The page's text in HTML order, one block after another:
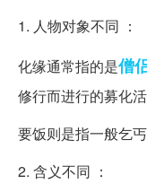
1. 人物对象不同 ：
化缘通常指的是僧
修行而进行的募化活
要饭则是指一般乞
2. 含义不同 ：